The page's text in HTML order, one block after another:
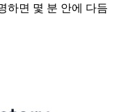
하면 몇 분 안에 다듬